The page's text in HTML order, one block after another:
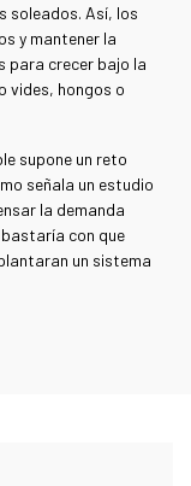
soleados. Así, los
y mantener la
para crecer bajo la
vides, hongos o
supone un reto
señala un estudio
la demanda
con que
un sistema